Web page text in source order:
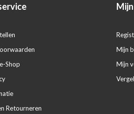
Shop
Retourneren
Mijn
Mijn